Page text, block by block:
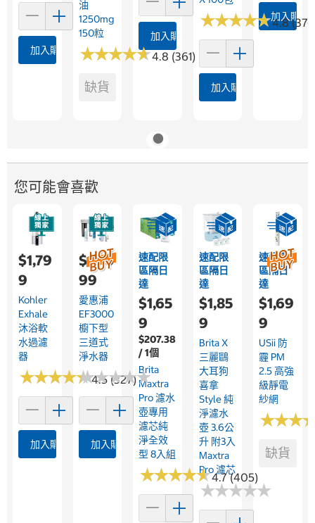
加入購物車
油
1250mg
150粒
★★★★★
★★★★★4.8 (361)
缺貨
加入購物車
★★★★★
★★★★★4.8
加入購物車
加入購物
您可能會喜歡
$1,79
9
Kohler
Exhale
沐浴軟
水過濾
器
★★★★★
★★★★★4.5 (327)
加入購物車
$10,9
99
愛惠浦
EF3000
櫥下型
三道式
淨水器
★★★★★
★★★★★
加入購物車
速配限
區隔日
達
$1,65
9
$207.38
/ 1個
Brita
Maxtra
Pro 濾水
壺專用
濾芯純
淨全效
型 8入組
★★★★★
★★★★★4.7 (405)
速配限
區隔日
達
$1,85
9
Brita X
三麗鷗
大耳狗
喜拿
Style 純
淨濾水
壺 3.6公
升 附3入
Maxtra
Pro 濾芯
★★★★★
★★★★★
速配限
區隔日
達
$1,69
9
USii 防
霾 PM
2.5 高強
級靜電
紗網
★★★
★★★
缺貨